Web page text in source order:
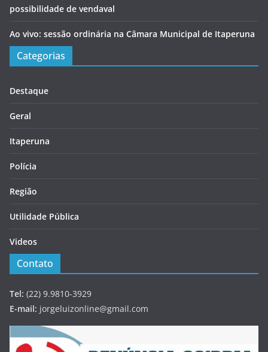
possibilidade de vendaval
Ao vivo: sessão ordinária na Câmara Municipal de Itaperuna
Categorias
Destaque
Geral
Itaperuna
Polícia
Região
Utilidade Pública
Videos
Contato
Tel: (22) 9.9810-3929
E-mail: jorgeluizonline@gmail.com